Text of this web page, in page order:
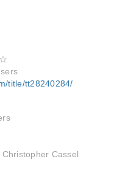
title/tt28240284/
Cassel